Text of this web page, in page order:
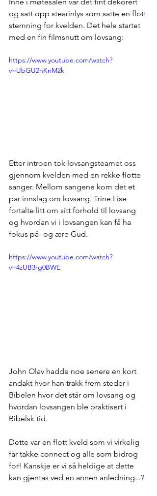
og satt opp stearinlys som satte en flott
stemning for kvelden. Det hele startet
med en fin filmsnutt om lovsang:
https://www.youtube.com/watch?
v=UbGU2nKnM2k
Etter introen tok lovsangsteamet oss
gjennom kvelden med en rekke flotte
sanger. Mellom sangene kom det et
par innslag om lovsang. Trine Lise
fortalte litt om sitt forhold til lovsang
og hvordan vi i lovsangen kan få ha
fokus på- og ære Gud.
https://www.youtube.com/watch?
v=4zUB3rg0BWE
John Olav hadde noe senere en kort
andakt hvor han trakk frem steder i
Bibelen hvor det står om lovsang og
hvordan lovsangen ble praktisert i
Bibelsk tid.
Dette var en flott kveld som vi virkelig
får takke connect og alle som bidrog
for! Kanskje er vi så heldige at dette
kan gjentas ved en annen anledning...?